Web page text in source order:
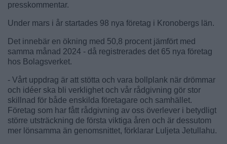
presskommentar.
Under mars i år startades 98 nya företag i Kronobergs län.
Det innebär en ökning med 50,8 procent jämfört med
samma månad 2024 - då registrerades det 65 nya företag
hos Bolagsverket.
- Vårt uppdrag är att stötta och vara bollplank när drömmar
och idéer ska bli verklighet och vår rådgivning gör stor
skillnad för både enskilda företagare och samhället.
Företag som har fått rådgivning av oss överlever i betydligt
större utsträckning de första viktiga åren och är dessutom
mer lönsamma än genomsnittet, förklarar Luljeta Jetullahu.